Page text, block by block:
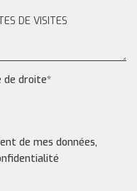
de droite*
de mes données,